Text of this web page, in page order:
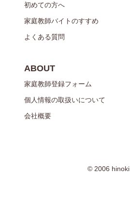
初めての方へ
家庭教師バイトのすすめ
よくある質問
ABOUT
家庭教師登録フォーム
個人情報の取扱いについて
会社概要
© 2006 hinoki